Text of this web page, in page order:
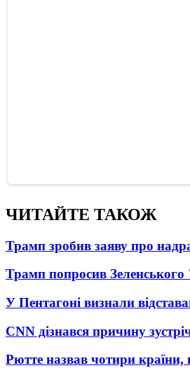
ЧИТАЙТЕ ТАКОЖ
Трамп зробив заяву про
Трамп попросив Зеленського
У Пентагоні визнали
CNN дізнався причину
Рютте назвав чотири